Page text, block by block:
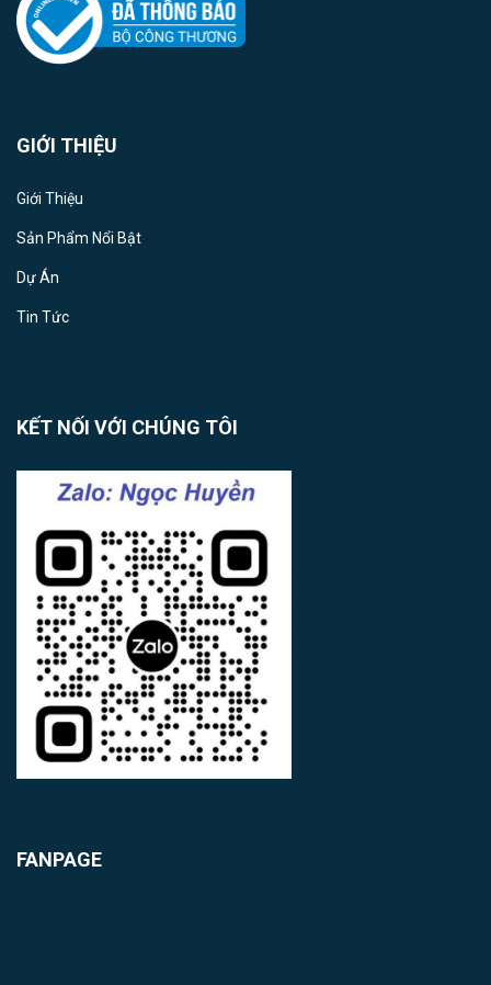
GIỚI THIỆU
Giới Thiệu
Sản Phẩm Nổi Bật
Dự Án
Tin Tức
KẾT NỐI VỚI CHÚNG TÔI
FANPAGE